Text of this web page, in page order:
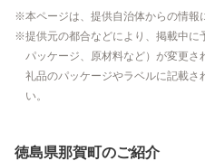
本ページは、提供自治体からの情報
提供元の都合などにより、掲載中に
パッケージ、原材料など）が変更
礼品のパッケージやラベルに記載さ
い。
徳島県那賀町のご紹介